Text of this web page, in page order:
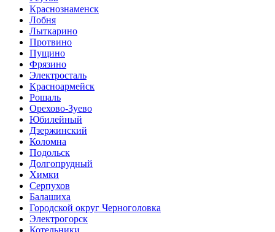
Краснознаменск
Лобня
Лыткарино
Протвино
Пущино
Фрязино
Электросталь
Красноармейск
Рошаль
Орехово-Зуево
Юбилейный
Дзержинский
Коломна
Подольск
Долгопрудный
Химки
Серпухов
Балашиха
Городской округ Черноголовка
Электрогорск
Котельники